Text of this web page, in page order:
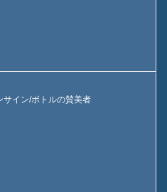
サイン/ボトルの賛美者